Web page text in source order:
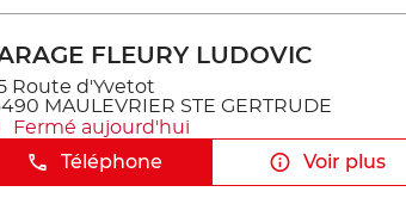
FLEURY LUDOVIC
Route d'Yvetot
MAULEVRIER STE GERTRUDE
Fermé aujourd'hui
Téléphone
Voir plus